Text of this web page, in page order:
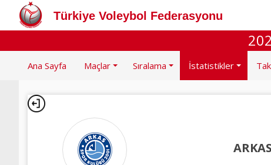
Türkiye Voleybol Federasyonu
Ana Sayfa Maçlar Sıralama İstatistikler